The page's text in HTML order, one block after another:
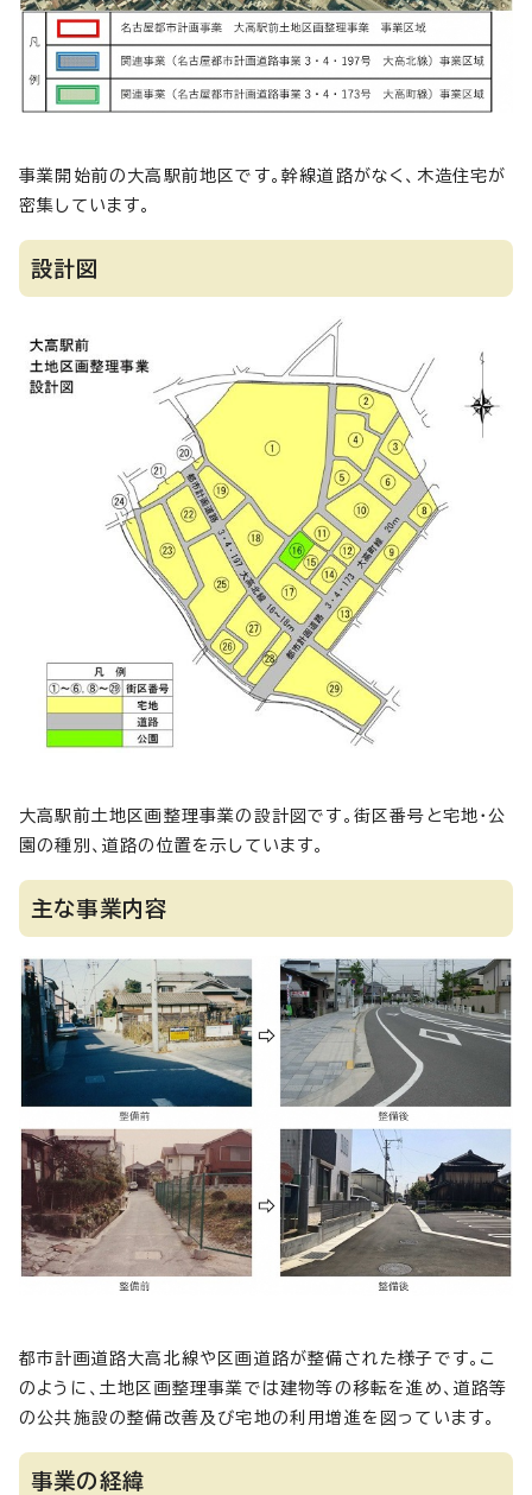
事業開始前の大高駅前地区です。幹線道路がなく、木造住宅が
密集しています。
設計図
大高駅前土地区画整理事業の設計図です。街区番号と宅地・公
園の種別、道路の位置を示しています。
主な事業内容
都市計画道路大高北線や区画道路が整備された様子です。こ
のように、土地区画整理事業では建物等の移転を進め、道路等
の公共施設の整備改善及び宅地の利用増進を図っています。
事業の経緯